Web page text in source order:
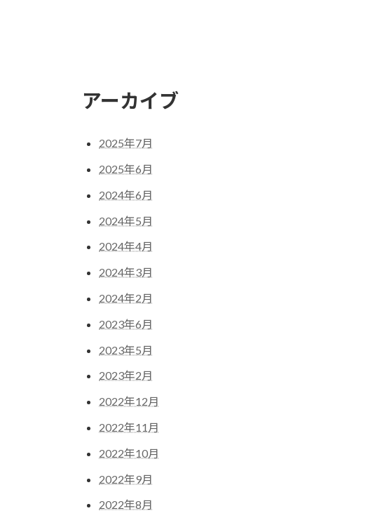
アーカイブ
2025年7月
2025年6月
2024年6月
2024年5月
2024年4月
2024年3月
2024年2月
2023年6月
2023年5月
2023年2月
2022年12月
2022年11月
2022年10月
2022年9月
2022年8月